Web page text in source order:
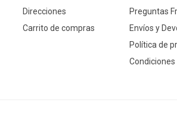
Direcciones
Carrito de compras
Preguntas
Envíos y
Política de
Condiciones